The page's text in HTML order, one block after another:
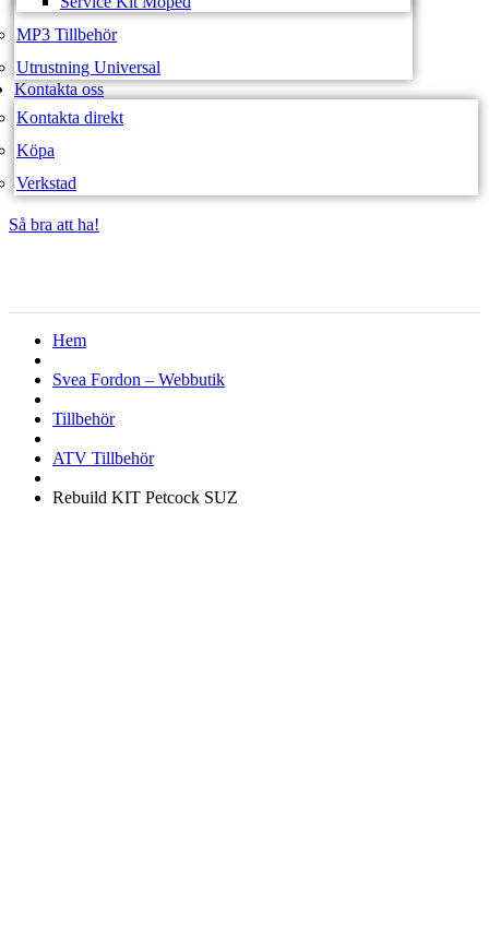
MP3 Tillbehör
Utrustning Universal
Kontakta oss
Kontakta direkt
Köpa
Verkstad
Så bra att ha!
Hem
Svea Fordon – Webbutik
Tillbehör
ATV Tillbehör
Rebuild KIT Petcock SUZ